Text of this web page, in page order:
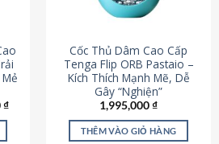
₫Giá
Cốc Thủ Dâm Cao Cấp
Tenga Flip ORB Pastaio –
Kích Thích Mạnh Mẽ, Dễ
Gây “Nghiện”
1,995,000₫
THÊM VÀO GIỎ HÀNG